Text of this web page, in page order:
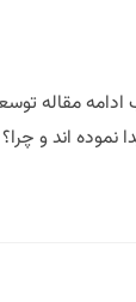
مقاله توسعه
اند و